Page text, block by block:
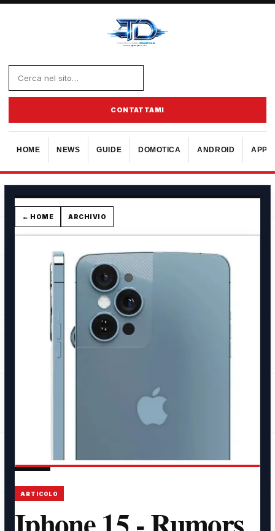
CONTATTAMI
HOME NEWS GUIDE DOMOTICA ANDROID
← HOME ARCHIVIO
ARTICOLO